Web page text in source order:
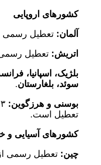
کشورهای اروپایی
آلمان: تعطیل
اتریش: تعطیل
بلژیک، اسپانیا،
سوئد، بلغارستان.
بوسنی و هرزگوین:
تعطیل است.
کشورهای آسیایی و
چین: تعطیل رسمی از ۱ تا ۵ مه ۲۰۲۶‌(۵ روز)